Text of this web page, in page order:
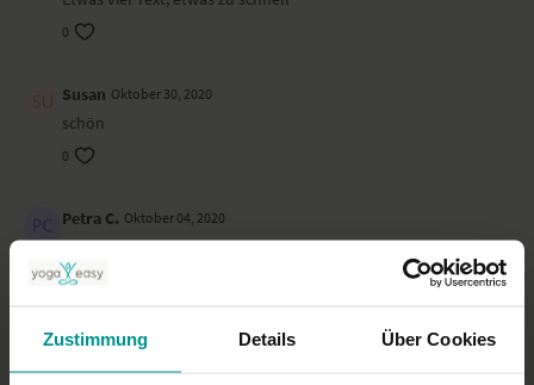
Zustimmung Details Über Cookies
Gesang & Gitarre: Jessica Rost
0
Susan Oktober 30, 2020
schön
0
Petra C. Oktober 04, 2020
kraftvoll
0
New U. Juni 06, 2020
Wie immer zu kurz